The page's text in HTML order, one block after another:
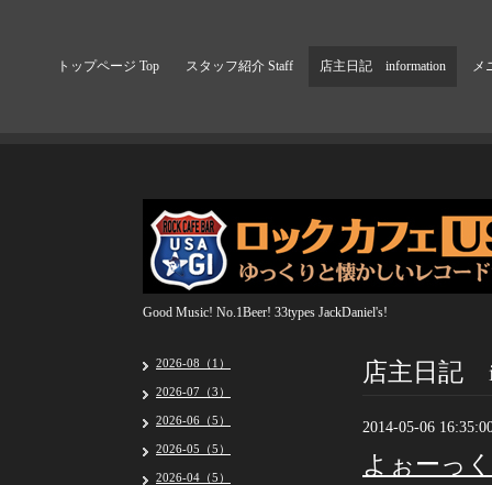
トップページ Top スタッフ紹介 Staff 店主日記 information メ
Good Music! No.1Beer! 33types JackDaniel's!
店主日記
2014-05-06
よぉーっ
2026-08（1）
2026-07（3）
2026-06（5）
2026-05（5）
2026-04（5）